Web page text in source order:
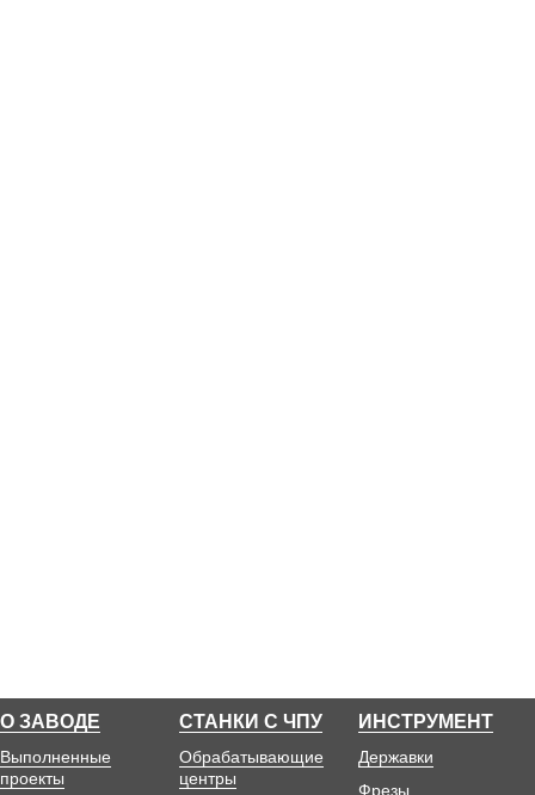
О ЗАВОДЕ
Выполненные
проекты
СТАНКИ С ЧПУ
Обрабатывающие
центры
ИНСТРУМЕНТ
Державки
Фрезы